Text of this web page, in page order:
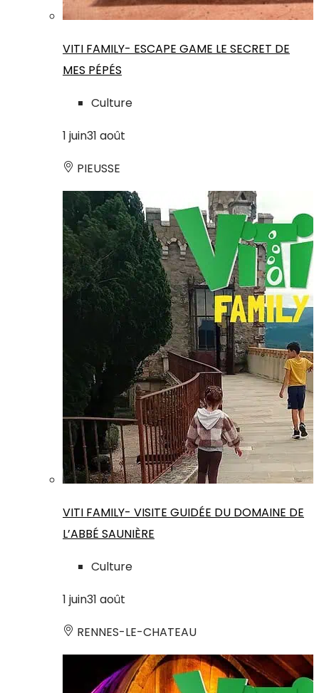
VITI FAMILY- ESCAPE GAME LE SECRET DE
MES PÉPÉS
Culture
1 juin31 août
PIEUSSE
VITI FAMILY- VISITE GUIDÉE DU DOMAINE DE
L’ABBÉ SAUNIÈRE
Culture
1 juin31 août
RENNES-LE-CHATEAU